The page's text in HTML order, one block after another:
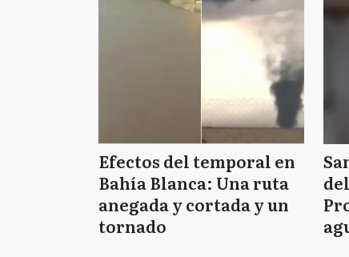
Efectos del temporal en
Bahía Blanca: Una ruta
anegada y cortada y un
tornado